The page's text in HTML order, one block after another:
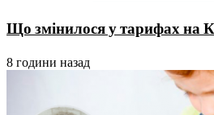
Що змінилося у тарифах на
8 години назад